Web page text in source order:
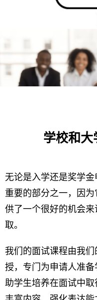
学校和
无论是入学还是奖学
重要的部分之一，因
供了一个很好的机会
取。
我们的面试课程由我
授，专门为申请人准
助学生培养在面试中